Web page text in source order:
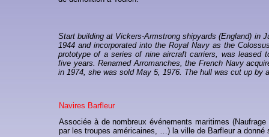
Start building at Vickers-Armstrong shipyards (England) in
1944 and incorporated into the Royal Navy as the
prototype of a series of nine aircraft carriers, was leased
five years. Renamed Arromanches, the French Navy
in 1974, she was sold May 5, 1976. The hull was cut up by
Associée à de nombreux événements maritimes
par les troupes américaines, …) la ville de Barfleur a donné
Navires Barfleur